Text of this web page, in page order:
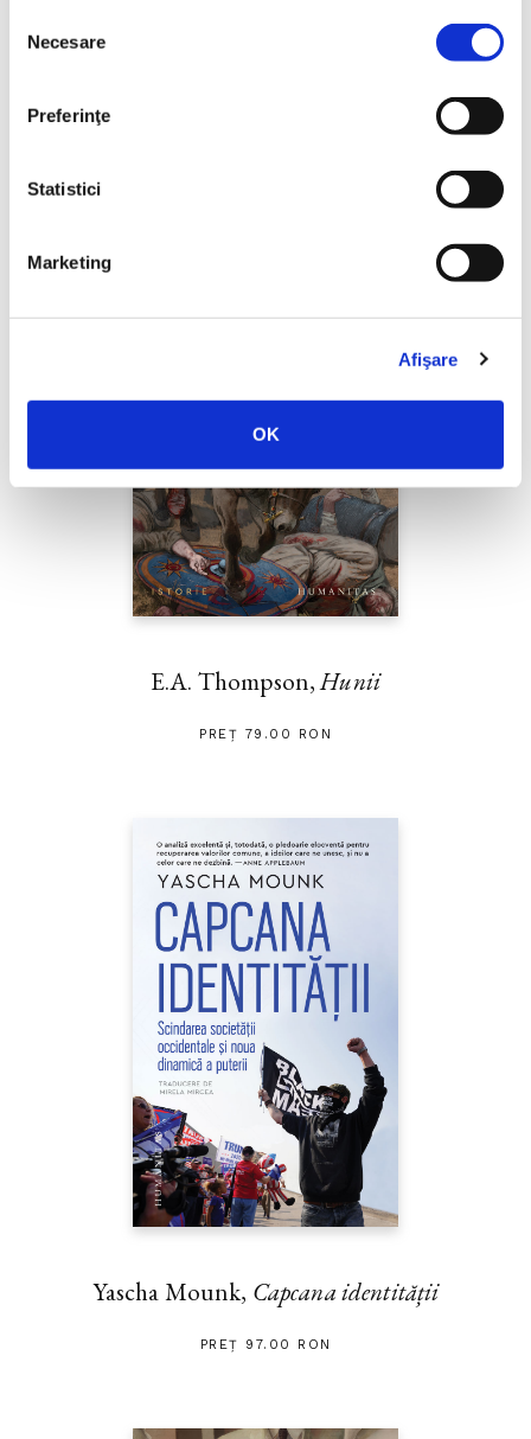
consimțământului
Necesare
Preferinţe
Statistici
Marketing
Afişare
OK
Lumea noastră orwelliană
E.A. Thompson,Hunii
PREȚ 79.00 RON
Yascha Mounk, Capcana identității
PREȚ 97.00 RON